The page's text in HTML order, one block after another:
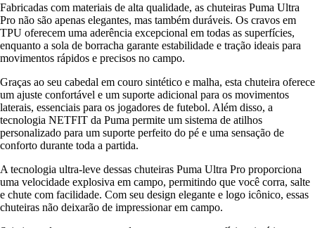
Fabricadas com materiais de alta qualidade, as chuteiras Puma Ultra
Pro não são apenas elegantes, mas também duráveis. Os cravos em
TPU oferecem uma aderência excepcional em todas as superfícies,
enquanto a sola de borracha garante estabilidade e tração ideais para
movimentos rápidos e precisos no campo.
Graças ao seu cabedal em couro sintético e malha, esta chuteira oferece
um ajuste confortável e um suporte adicional para os movimentos
laterais, essenciais para os jogadores de futebol. Além disso, a
tecnologia NETFIT da Puma permite um sistema de atilhos
personalizado para um suporte perfeito do pé e uma sensação de
conforto durante toda a partida.
A tecnologia ultra-leve dessas chuteiras Puma Ultra Pro proporciona
uma velocidade explosiva em campo, permitindo que você corra, salte
e chute com facilidade. Com seu design elegante e logo icônico, essas
chuteiras não deixarão de impressionar em campo.